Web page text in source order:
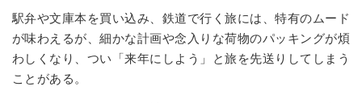
駅弁や文庫本を買い込み、鉄道で行く旅には、特有のムード
が味わえるが、細かな計画や念入りな荷物のパッキングが煩
わしくなり、つい「来年にしよう」と旅を先送りしてしまう
ことがある。